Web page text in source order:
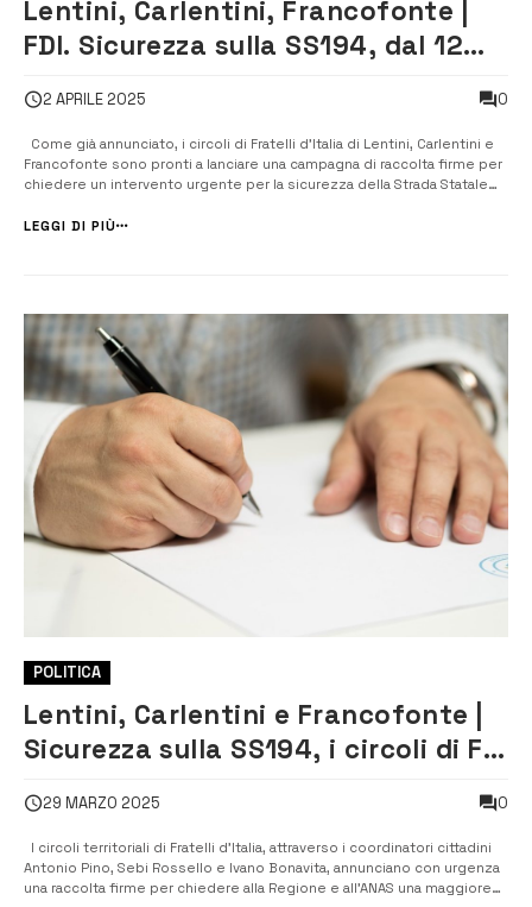
Lentini, Carlentini, Francofonte |
FDI. Sicurezza sulla SS194, dal 12
2 APRILE 2025 0
Come già annunciato, i circoli di Fratelli d’Italia di Lentini, Carlentini e
Francofonte sono pronti a lanciare una campagna di raccolta firme per
chiedere un intervento urgente per la sicurezza della Strada Statale
gazebo nei seguenti luoghi: a Lentini i...
LEGGI DI PIÙ
POLITICA
Lentini, Carlentini e Francofonte |
Sicurezza sulla SS194, i circoli di FDI
raccolta firme
29 MARZO 2025 0
I circoli territoriali di Fratelli d’Italia, attraverso i coordinatori cittadini
Antonio Pino, Sebi Rossello e Ivano Bonavita, annunciano con urgenza
una raccolta firme per chiedere alla Regione e all’ANAS una maggiore